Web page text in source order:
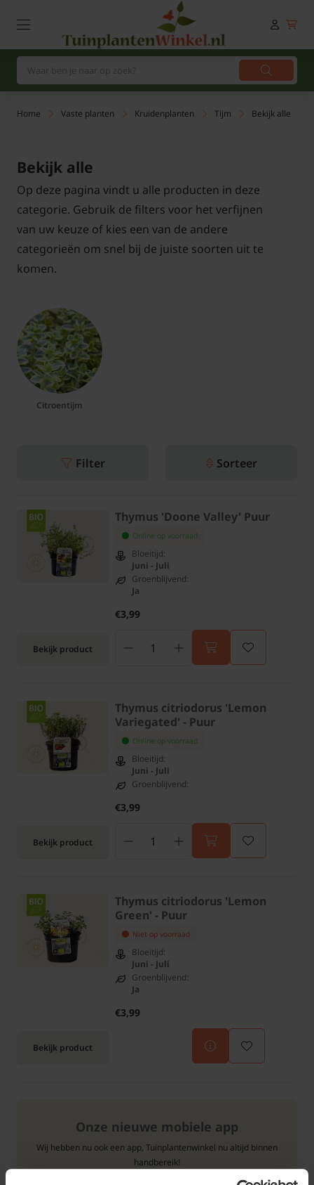
Home Vaste planten Kruidenplanten Tijm Bekijk alle
Bekijk alle
Op deze pagina vindt u alle producten in deze
categorie. Gebruik de filters voor het verfijnen
van uw keuze of kies een van de andere
categorieën om snel bij de juiste soorten uit te
komen.
Citroentijm
Filter Sorteer
Bekijk product
Thymus 'Doone Valley' Puur
Online op voorraad
Bloeitijd:
Juni - Juli
Groenblijvend:
Ja
€3,99
Bekijk product
Thymus citriodorus 'Lemon
Variegated' - Puur
Online op voorraad
Bloeitijd:
Juni - Juli
Groenblijvend:
€3,99
Bekijk product
Thymus citriodorus 'Lemon
Green' - Puur
Niet op voorraad
Bloeitijd:
Juni - Juli
Groenblijvend:
Ja
€3,99
Onze nieuwe mobiele app
Wij hebben nu ook een app, Tuinplantenwinkel nu altijd binnen
handbereik!